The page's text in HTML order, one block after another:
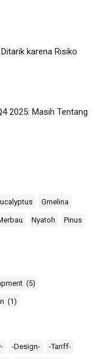
karena Risiko
2025: Masih Tentang
Gmelina
Nyatoh Pinus
(5)
(1)
-Design- -Tariff-